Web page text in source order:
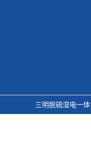
三明脱硫湿电一体设备